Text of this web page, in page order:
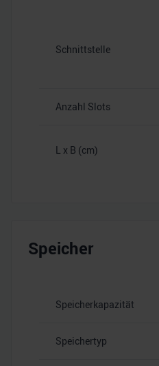
Schnittstelle
Anzahl Slots
L x B (cm)
Speicher
Speicherkapazität
Speichertyp